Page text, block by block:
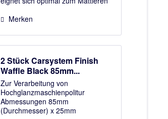
sorgt für ein extrem feines und
Merken
2 Stück Carsystem Finish
Waffle Black 85mm...
Zur Verarbeitung von
Hochglanzmaschienpolitur
Abmessungen 85mm
(Durchmesser) x 25mm